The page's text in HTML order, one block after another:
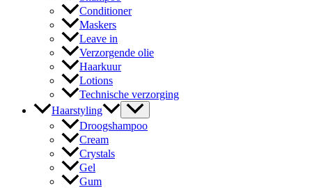
Conditioner
Maskers
Leave in
Verzorgende olie
Haarkuur
Lotions
Technische verzorging
Haarstyling
Droogshampoo
Cream
Crystals
Gel
Gum